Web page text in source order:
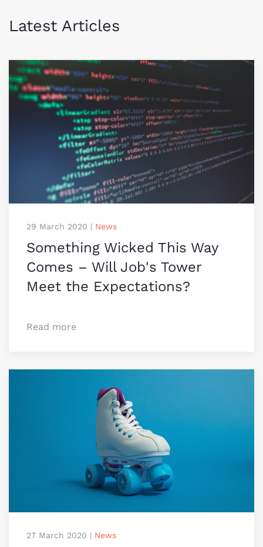
Latest Articles
29 March 2020 | News
Something Wicked This Way
Comes – Will Job's Tower
Meet the Expectations?
Read more
27 March 2020 | News